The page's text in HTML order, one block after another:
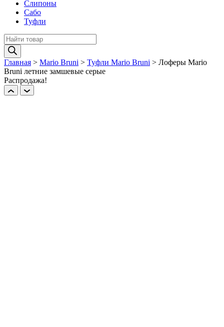
Слипоны
Сабо
Туфли
Поиск
товаров
Главная > Mario Bruni > Туфли Mario Bruni > Лоферы Mario
Bruni летние замшевые серые
Распродажа!